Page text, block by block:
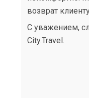
возврат
С уважением,
City.Travel.